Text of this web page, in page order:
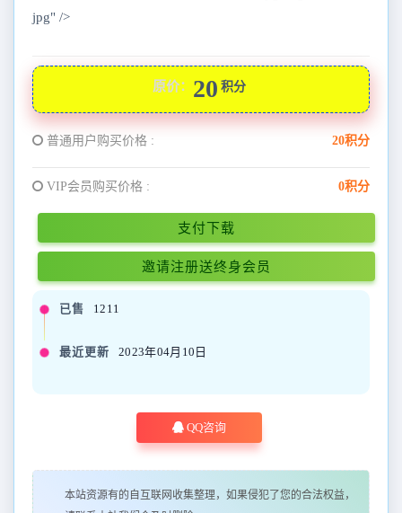
jpg" />
原价： 20 积分
普通用户购买价格 : 20积分
VIP会员购买价格 : 0积分
支付下载
邀请注册送终身会员
已售 1211
最近更新 2023年04月10日
QQ咨询
本站资源有的自互联网收集整理，如果侵犯了您的合法权益，